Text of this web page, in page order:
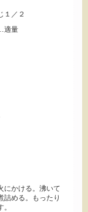
／２
適量
にかける。沸いて
詰める。もったり